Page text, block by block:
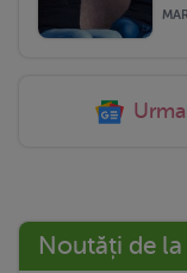
Noutăți de